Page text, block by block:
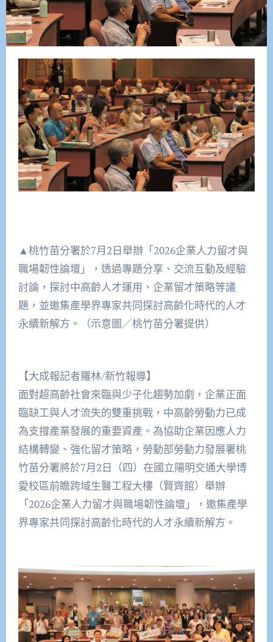
▲桃竹苗分署於7月2日舉辦「2026企業人力留才與
職場韌性論壇」，透過專題分享、交流互動及經驗
討論，探討中高齡人才運用、企業留才策略等議
題，並邀集產學界專家共同探討高齡化時代的人才
永續新解方。（示意圖／桃竹苗分署提供）
【大成報記者羅林/新竹報導】
面對超高齡社會來臨與少子化趨勢加劇，企業正面
臨缺工與人才流失的雙重挑戰，中高齡勞動力已成
為支撐產業發展的重要資產。為協助企業因應人力
結構轉變、強化留才策略，勞動部勞動力發展署桃
竹苗分署將於7月2日（四）在國立陽明交通大學博
愛校區前瞻跨域生醫工程大樓（賢齊館）舉辦
「2026企業人力留才與職場韌性論壇」，邀集產學
界專家共同探討高齡化時代的人才永續新解方。